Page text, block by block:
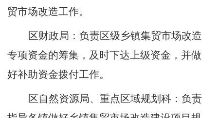
贸市场改造工作。
区财政局： 负责区级乡镇集贸市场改造
专项资金的筹集，及时下达上级资金，并做
好补助资金拨付工作。
区自然资源局、重点区域规划科 ： 负责